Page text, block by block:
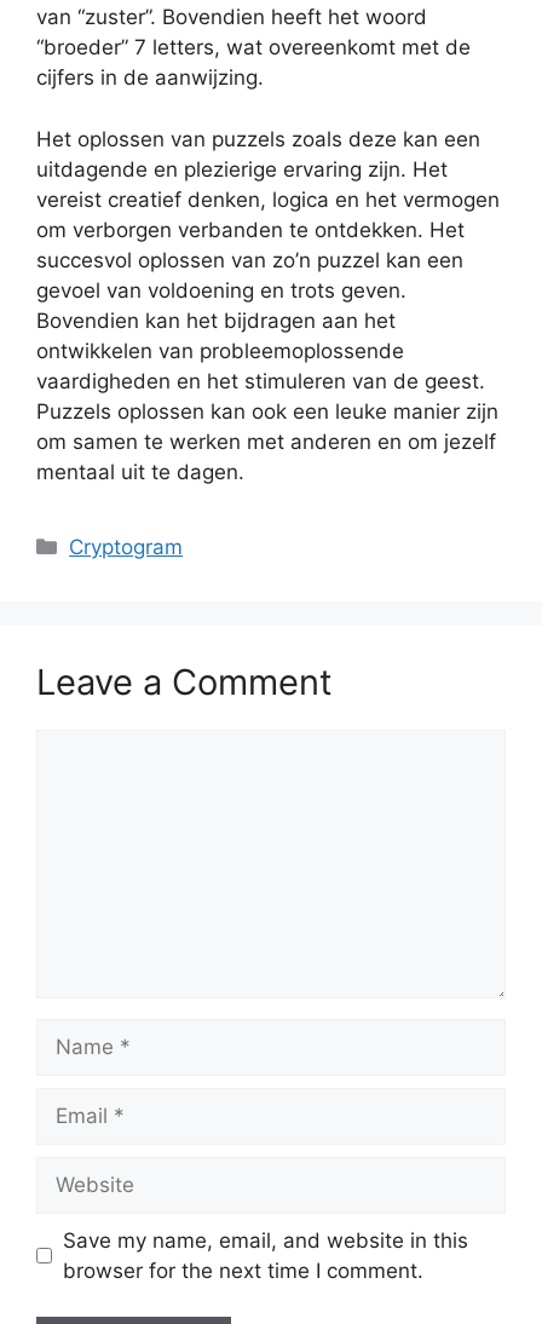
van “zuster”. Bovendien heeft het woord
“broeder” 7 letters, wat overeenkomt met de
cijfers in de aanwijzing.
Het oplossen van puzzels zoals deze kan een
uitdagende en plezierige ervaring zijn. Het
vereist creatief denken, logica en het vermogen
om verborgen verbanden te ontdekken. Het
succesvol oplossen van zo’n puzzel kan een
gevoel van voldoening en trots geven.
Bovendien kan het bijdragen aan het
ontwikkelen van probleemoplossende
vaardigheden en het stimuleren van de geest.
Puzzels oplossen kan ook een leuke manier zijn
om samen te werken met anderen en om jezelf
mentaal uit te dagen.
Categories
Cryptogram
Leave a Comment
Save my name, email, and website in this
browser for the next time I comment.